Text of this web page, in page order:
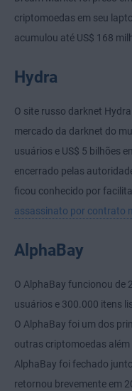
criptomoedas em seu
acumulou até US$ 168
Hydra
O site russo darknet
mercado da darknet do
usuários e US$ 5 bilhões
encerrado pelas
ficou conhecido por
assassinato por contrato
AlphaBay
O AlphaBay funcionou de
usuários e 300.000 itens
O AlphaBay foi um dos
outras criptomoedas além
AlphaBay foi fechado
retornou brevemente em